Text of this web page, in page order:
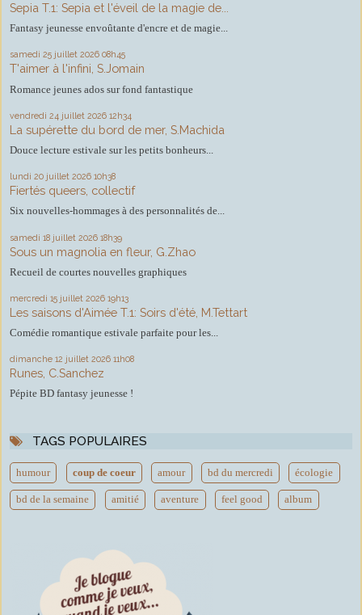
Sepia T.1: Sepia et l'éveil de la magie de...
Fantasy jeunesse envoûtante d'encre et de magie...
samedi 25 juillet 2026 08h45
T'aimer à l'infini, S.Jomain
Romance jeunes ados sur fond fantastique
vendredi 24 juillet 2026 12h34
La supérette du bord de mer, S.Machida
Douce lecture estivale sur les petits bonheurs...
lundi 20 juillet 2026 10h38
Fiertés queers, collectif
Six nouvelles-hommages à des personnalités de...
samedi 18 juillet 2026 18h39
Sous un magnolia en fleur, G.Zhao
Recueil de courtes nouvelles graphiques
mercredi 15 juillet 2026 19h13
Les saisons d'Aimée T.1: Soirs d'été, M.Tettart
Comédie romantique estivale parfaite pour les...
dimanche 12 juillet 2026 11h08
Runes, C.Sanchez
Pépite BD fantasy jeunesse !
TAGS POPULAIRES
humour coup de coeur amour bd du mercredi écologie
bd de la semaine amitié aventure feel good album